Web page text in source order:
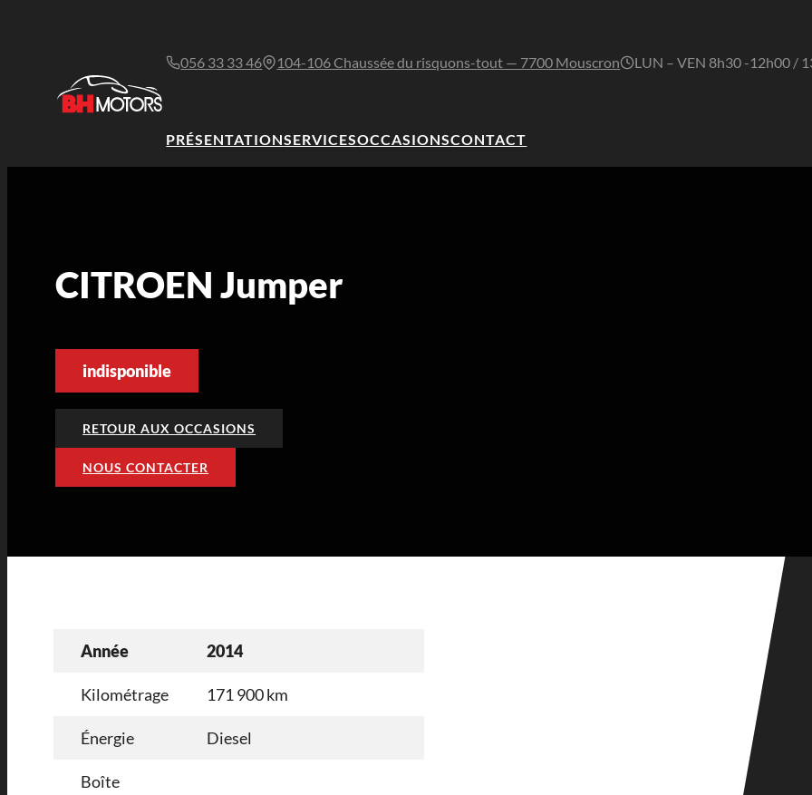
056 33 33 46 104-106 Chaussée du risquons-tout — 7700 Mouscron LUN – VEN 8h30 -12h00 /
PRÉSENTATIONSERVICESOCCASIONSCONTACT
CITROEN Jumper
indisponible
RETOUR AUX OCCASIONS
NOUS CONTACTER
Année 2014
Kilométrage 171 900 km
Énergie Diesel
Boîte